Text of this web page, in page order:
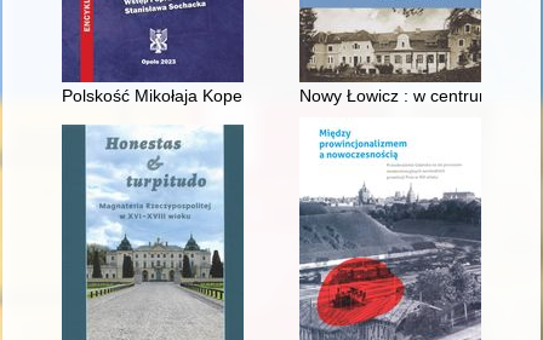
Polskość Mikołaja Kopernika z rodu ŚlązakaNowy Łowicz : w centrum